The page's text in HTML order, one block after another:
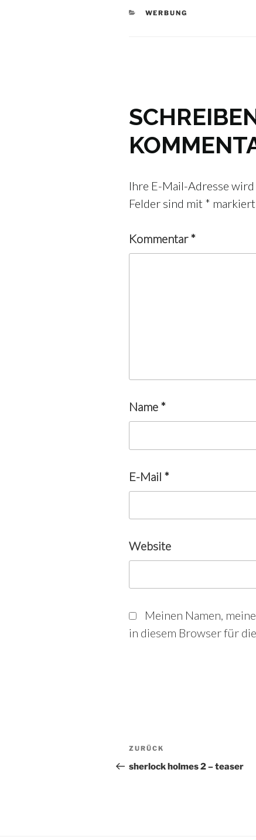
KATEGORIEN
WERBUNG
Ihre E-Mail-Adresse
Felder sind mit * markiert
Kommentar*
Name *
E-Mail *
Website
Meinen Namen,
in diesem Browser für
Beitrags-
Navigation
Vorheriger
Beitrag
ZURÜCK
sherlock holmes 2 – teaser